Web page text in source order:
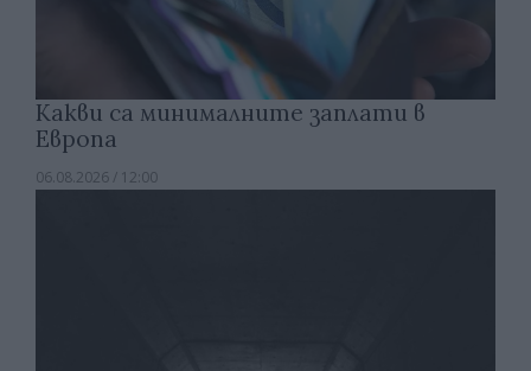
Какви са минималните заплати в
Европа
06.08.2026 / 12:00